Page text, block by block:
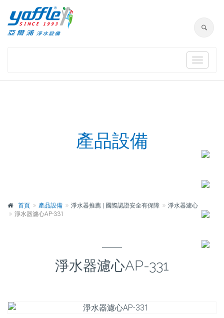
Toggle
產品設備
首頁 產品設備 淨水器推薦 | 國際認證安全有保障
淨水器濾心
淨水器濾心AP-331
淨水器濾心AP-331